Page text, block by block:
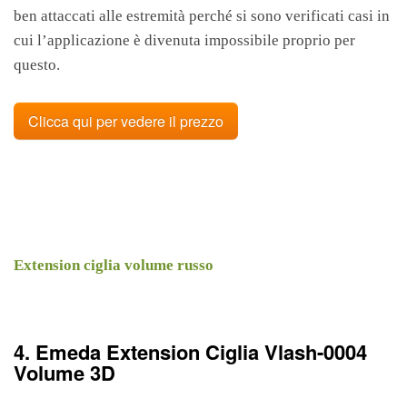
ben attaccati alle estremità perché si sono verificati casi in
cui l’applicazione è divenuta impossibile proprio per
questo.
Clicca qui per vedere il prezzo
Extension ciglia volume russo
4. Emeda Extension Ciglia Vlash-0004
Volume 3D